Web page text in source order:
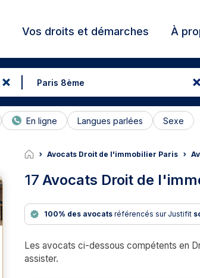
Vos droits et démarches À
En ligne Langues parlées Sexe
Avocats Droit de l'immobilier Paris
17 Avocats Droit de
100% des avocats référencés sur Justifit
Les avocats ci-dessous compétents en
assister.